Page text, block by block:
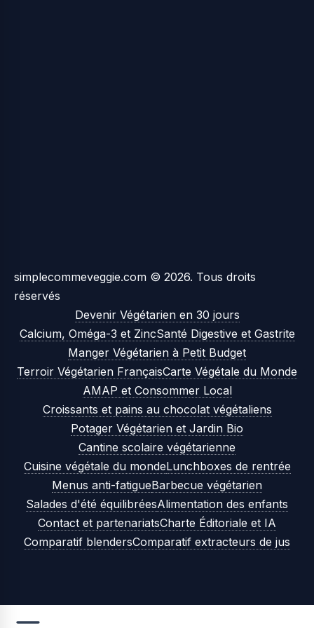
simplecommeveggie.com © 2026. Tous droits
réservés
Devenir Végétarien en 30 jours
Calcium, Oméga-3 et ZincSanté Digestive et Gastrite
Manger Végétarien à Petit Budget
Terroir Végétarien FrançaisCarte Végétale du Monde
AMAP et Consommer Local
Croissants et pains au chocolat végétaliens
Potager Végétarien et Jardin Bio
Cantine scolaire végétarienne
Cuisine végétale du mondeLunchboxes de rentrée
Menus anti-fatigueBarbecue végétarien
Salades d'été équilibréesAlimentation des enfants
Contact et partenariatsCharte Éditoriale et IA
Comparatif blendersComparatif extracteurs de jus